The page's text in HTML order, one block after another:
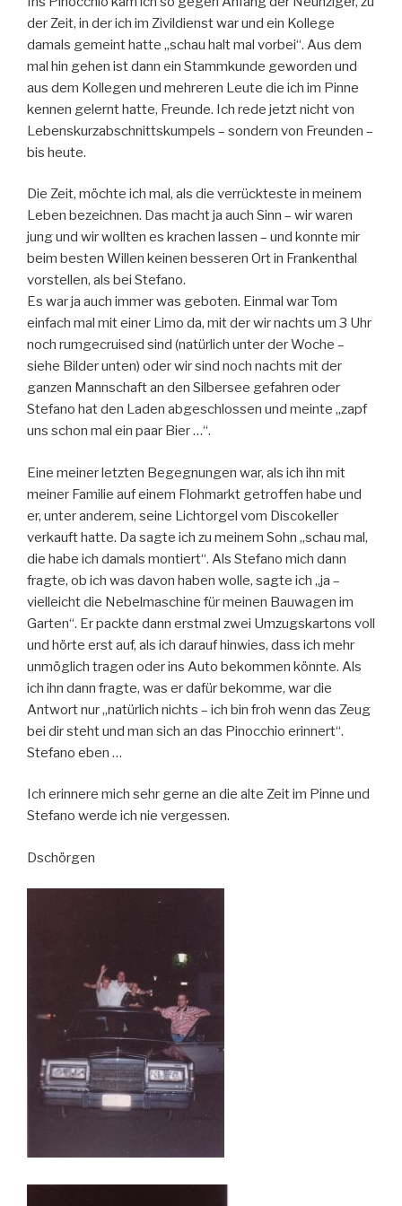
der Zeit, in der ich im Zivildienst war und ein Kollege
damals gemeint hatte „schau halt mal vorbei“. Aus dem
mal hin gehen ist dann ein Stammkunde geworden und
aus dem Kollegen und mehreren Leute die ich im Pinne
kennen gelernt hatte, Freunde. Ich rede jetzt nicht von
Lebenskurzabschnittskumpels – sondern von Freunden –
bis heute.
Die Zeit, möchte ich mal, als die verrückteste in meinem
Leben bezeichnen. Das macht ja auch Sinn – wir waren
jung und wir wollten es krachen lassen – und konnte mir
beim besten Willen keinen besseren Ort in Frankenthal
vorstellen, als bei Stefano.
Es war ja auch immer was geboten. Einmal war Tom
einfach mal mit einer Limo da, mit der wir nachts um 3 Uhr
noch rumgecruised sind (natürlich unter der Woche –
siehe Bilder unten) oder wir sind noch nachts mit der
ganzen Mannschaft an den Silbersee gefahren oder
Stefano hat den Laden abgeschlossen und meinte „zapf
uns schon mal ein paar Bier …“.
Eine meiner letzten Begegnungen war, als ich ihn mit
meiner Familie auf einem Flohmarkt getroffen habe und
er, unter anderem, seine Lichtorgel vom Discokeller
verkauft hatte. Da sagte ich zu meinem Sohn „schau mal,
die habe ich damals montiert“. Als Stefano mich dann
fragte, ob ich was davon haben wolle, sagte ich „ja –
vielleicht die Nebelmaschine für meinen Bauwagen im
Garten“. Er packte dann erstmal zwei Umzugskartons voll
und hörte erst auf, als ich darauf hinwies, dass ich mehr
unmöglich tragen oder ins Auto bekommen könnte. Als
ich ihn dann fragte, was er dafür bekomme, war die
Antwort nur „natürlich nichts – ich bin froh wenn das Zeug
bei dir steht und man sich an das Pinocchio erinnert“.
Stefano eben …
Ich erinnere mich sehr gerne an die alte Zeit im Pinne und
Stefano werde ich nie vergessen.
Dschörgen